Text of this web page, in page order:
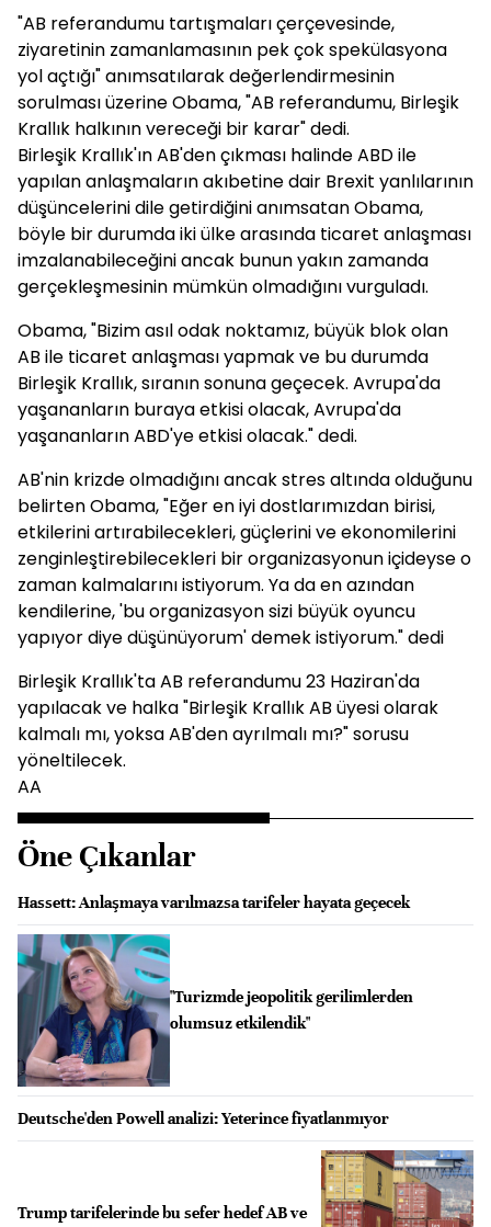
"AB referandumu tartışmaları çerçevesinde,
ziyaretinin zamanlamasının pek çok spekülasyona
yol açtığı" anımsatılarak değerlendirmesinin
sorulması üzerine Obama, "AB referandumu, Birleşik
Krallık halkının vereceği bir karar" dedi.
Birleşik Krallık'ın AB'den çıkması halinde ABD ile
yapılan anlaşmaların akıbetine dair Brexit yanlılarının
düşüncelerini dile getirdiğini anımsatan Obama,
böyle bir durumda iki ülke arasında ticaret anlaşması
imzalanabileceğini ancak bunun yakın zamanda
gerçekleşmesinin mümkün olmadığını vurguladı.
Obama, "Bizim asıl odak noktamız, büyük blok olan
AB ile ticaret anlaşması yapmak ve bu durumda
Birleşik Krallık, sıranın sonuna geçecek. Avrupa'da
yaşananların buraya etkisi olacak, Avrupa'da
yaşananların ABD'ye etkisi olacak." dedi.
AB'nin krizde olmadığını ancak stres altında olduğunu
belirten Obama, "Eğer en iyi dostlarımızdan birisi,
etkilerini artırabilecekleri, güçlerini ve ekonomilerini
zenginleştirebilecekleri bir organizasyonun içideyse o
zaman kalmalarını istiyorum. Ya da en azından
kendilerine, 'bu organizasyon sizi büyük oyuncu
yapıyor diye düşünüyorum' demek istiyorum." dedi
Birleşik Krallık'ta AB referandumu 23 Haziran'da
yapılacak ve halka "Birleşik Krallık AB üyesi olarak
kalmalı mı, yoksa AB'den ayrılmalı mı?" sorusu
yöneltilecek.
AA
Öne Çıkanlar
Hassett: Anlaşmaya varılmazsa tarifeler hayata geçecek
"Turizmde jeopolitik gerilimlerden
olumsuz etkilendik"
Deutsche'den Powell analizi: Yeterince fiyatlanmıyor
Trump tarifelerinde bu sefer hedef AB ve